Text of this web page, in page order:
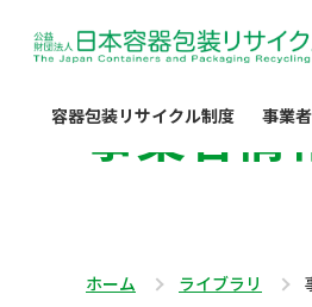
容器包装リサイクル制度 事業
事業者情
ホーム ライブラリ